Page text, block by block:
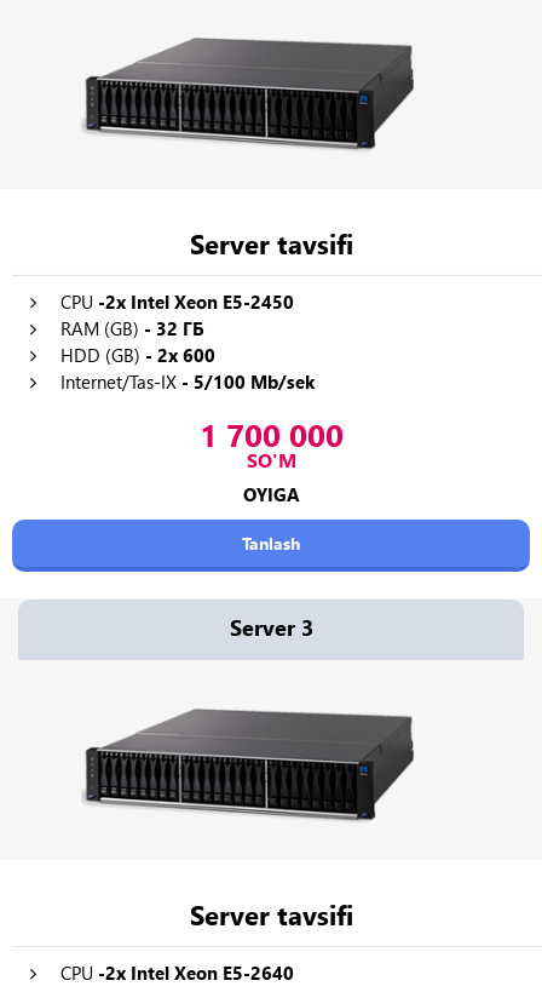
Server tavsifi
CPU -2x Intel Xeon E5-2450
RAM (GB) - 32 ГБ
HDD (GB) - 2x 600
Internet/Tas-IX - 5/100 Mb/sek
1 700 000
SO'M
OYIGA
Tanlash
Server 3
Server tavsifi
CPU -2x Intel Xeon E5-2640